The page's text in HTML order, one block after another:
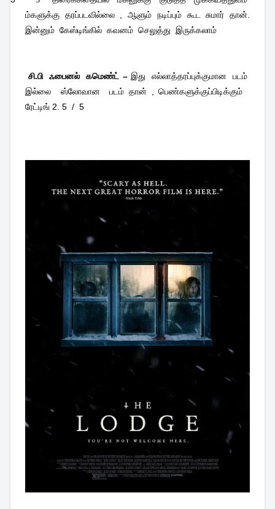
ம்களுக்கு தரப்படவில்லை , ஆளும் நடிப்பும் கூட சுமார் தான்.
இன்னும் கேஸ்டிங்கில் கவனம் செலுத்து இருக்கலாம்
சி.பி ஃபைனல் கமெண்ட் –இது எல்லாத்தரப்புக்குமான
படம்
இல்லை
ஸ்லோவான
படம் தான் , பெண்களுக்குப்பிடிக்கும்
ரேட்டிங் 2. 5 / 5